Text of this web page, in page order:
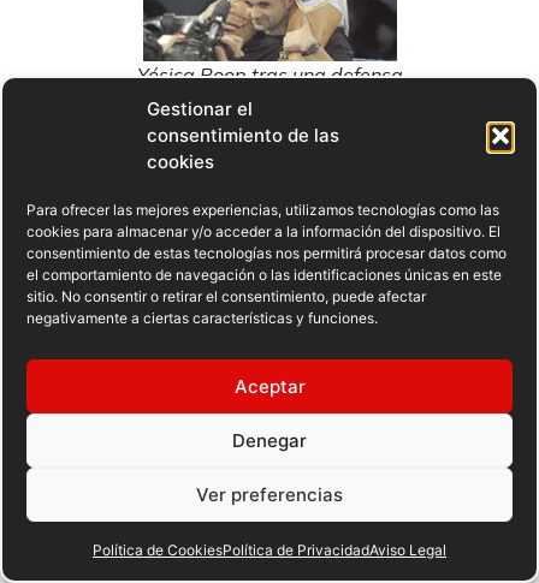
Gestionar el
consentimiento de las
cookies
Para ofrecer las mejores experiencias, utilizamos tecnologías como las
cookies para almacenar y/o acceder a la información del dispositivo. El
consentimiento de estas tecnologías nos permitirá procesar datos como
el comportamiento de navegación o las identificaciones únicas en este
sitio. No consentir o retirar el consentimiento, puede afectar
negativamente a ciertas características y funciones.
Aceptar
Denegar
Ver preferencias
Política de CookiesPolítica de PrivacidadAviso Legal
Yésica Boop tras una defensa
Una nueva época
Olímpicos de Londres iba a ayudar todavía más al
reconocimiento de este. El escaparate que resulta el
magno acontecimiento deportivo permitiría que las
principales figuras tuvieran un reconocimiento
universal.
Además, tras Río 2016 las mejores púgiles
Nicola Adams (2 oros en mosca),
(oro en 2012 en ligero y una de las grandes
increíbleClaressa Shields(dos medallas de oro en